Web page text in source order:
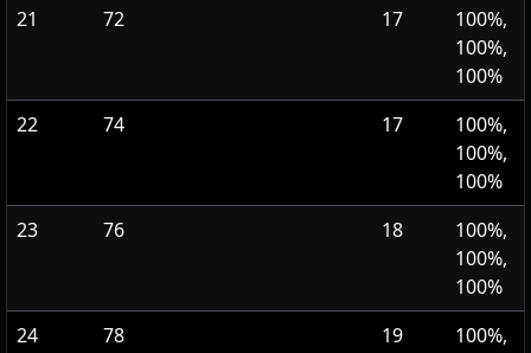
21
72 17
100%,
100%,
100%
22
74 17
100%,
100%,
100%
23
76 18
100%,
100%,
100%
24
78 19
100%,